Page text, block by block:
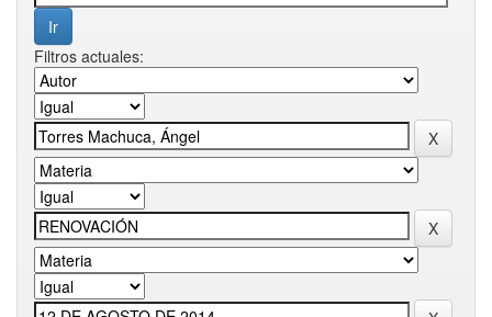
Filtros actuales: